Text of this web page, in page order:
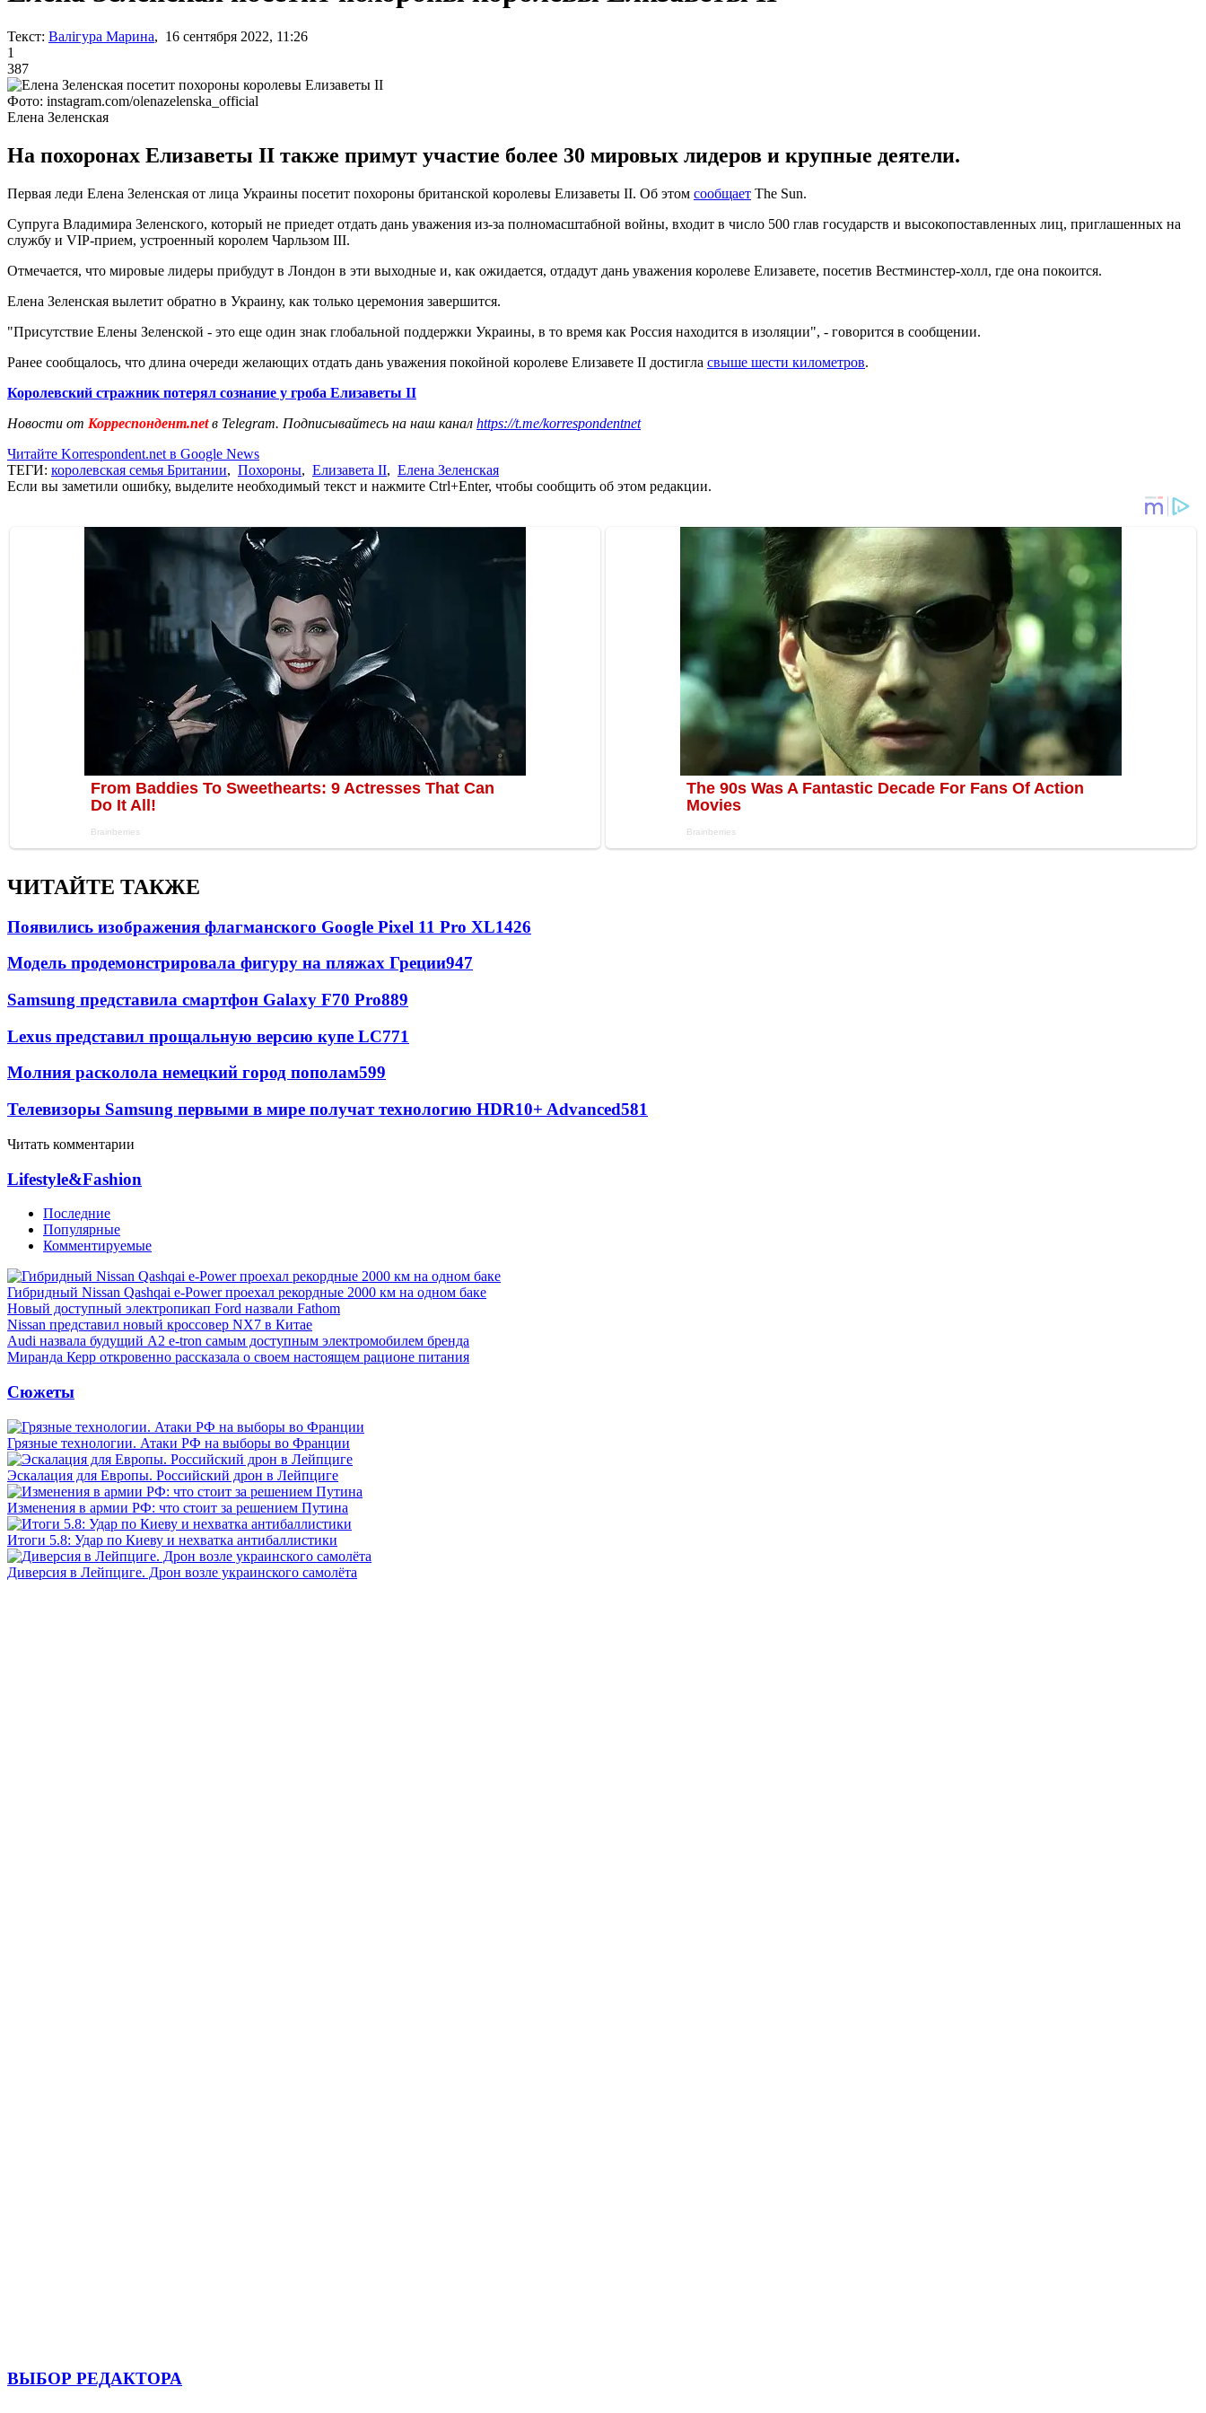
Текст: Валігура Марина, 16 сентября 2022, 11:26
1
387
Фото: instagram.com/olenazelenska_official
Елена Зеленская
На похоронах Елизаветы II также примут участие более 30 мировых лидеров и крупные деятели.
Первая леди Елена Зеленская от лица Украины посетит похороны британской королевы Елизаветы II. Об этом сообщает The Sun.
Супруга Владимира Зеленского, который не приедет отдать дань уважения из-за полномасштабной войны, входит в число 500 глав государств и высокопоставленных лиц, приглашенных на
службу и VIP-прием, устроенный королем Чарльзом III.
Отмечается, что мировые лидеры прибудут в Лондон в эти выходные и, как ожидается, отдадут дань уважения королеве Елизавете, посетив Вестминстер-холл, где она покоится.
Елена Зеленская вылетит обратно в Украину, как только церемония завершится.
"Присутствие Елены Зеленской - это еще один знак глобальной поддержки Украины, в то время как Россия находится в изоляции", - говорится в сообщении.
Ранее сообщалось, что длина очереди желающих отдать дань уважения покойной королеве Елизавете II достигла свыше шести километров.
Королевский стражник потерял сознание у гроба Елизаветы II
Новости от Корреспондент.netв Telegram. Подписывайтесь на наш канал https://t.me/korrespondentnet
Читайте Korrespondent.net в Google News
ТЕГИ: королевская семья Британии, Похороны, Елизавета II, Елена Зеленская
Если вы заметили ошибку, выделите необходимый текст и нажмите Ctrl+Enter, чтобы сообщить об этом редакции.
ЧИТАЙТЕ ТАКЖЕ
Появились изображения флагманского Google Pixel 11 Pro XL1426
Модель продемонстрировала фигуру на пляжах Греции947
Samsung представила смартфон Galaxy F70 Pro889
Lexus представил прощальную версию купе LC771
Молния расколола немецкий город пополам599
Телевизоры Samsung первыми в мире получат технологию HDR10+ Advanced581
Читать комментарии
Lifestyle&Fashion
Последние
Популярные
Комментируемые
Гибридный Nissan Qashqai e-Power проехал рекордные 2000 км на одном баке
Новый доступный электропикап Ford назвали Fathom
Nissan представил новый кроссовер NX7 в Китае
Audi назвала будущий A2 e-tron самым доступным электромобилем бренда
Миранда Керр откровенно рассказала о своем настоящем рационе питания
Сюжеты
Грязные технологии. Атаки РФ на выборы во Франции
Эскалация для Европы. Российский дрон в Лейпциге
Изменения в армии РФ: что стоит за решением Путина
Итоги 5.8: Удар по Киеву и нехватка антибаллистики
Диверсия в Лейпциге. Дрон возле украинского самолёта
ВЫБОР РЕДАКТОРА